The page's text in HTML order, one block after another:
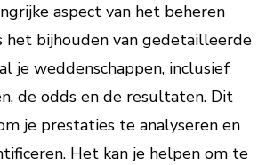
aspect van het beheren
het bijhouden van gedetailleerde
je weddenschappen, inclusief
de odds en de resultaten. Dit
je prestaties te analyseren en
Het kan je helpen om te